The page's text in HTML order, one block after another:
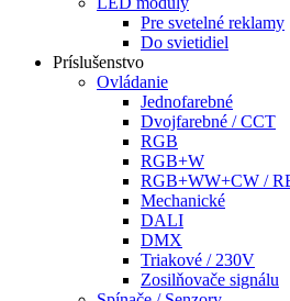
Pre svetelné reklamy
Do svietidiel
Príslušenstvo
Ovládanie
Jednofarebné
Dvojfarebné / CCT
RGB
RGB+W
RGB+WW+CW /
Mechanické
DALI
DMX
Triakové / 230V
Zosilňovače signálu